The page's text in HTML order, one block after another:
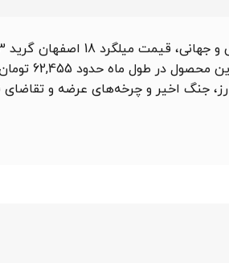
پایین‌ترین نقطه و
جنگ اخیر و چرخه‌های عرضه و